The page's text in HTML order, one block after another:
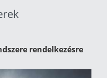
rendelkezésre